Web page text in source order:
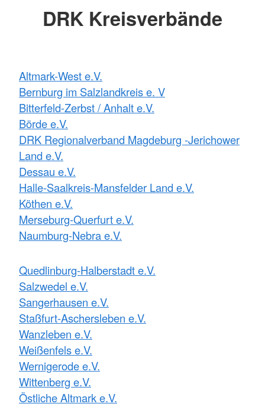
DRK Kreisverbände
Altmark-West e.V.
Bernburg im Salzlandkreis e. V
Bitterfeld-Zerbst / Anhalt e.V.
Börde e.V.
DRK Regionalverband Magdeburg -Jerichower
Land e.V.
Dessau e.V.
Halle-Saalkreis-Mansfelder Land e.V.
Köthen e.V.
Merseburg-Querfurt e.V.
Naumburg-Nebra e.V.
Quedlinburg-Halberstadt e.V.
Salzwedel e.V.
Sangerhausen e.V.
Staßfurt-Aschersleben e.V.
Wanzleben e.V.
Weißenfels e.V.
Wernigerode e.V.
Wittenberg e.V.
Östliche Altmark e.V.